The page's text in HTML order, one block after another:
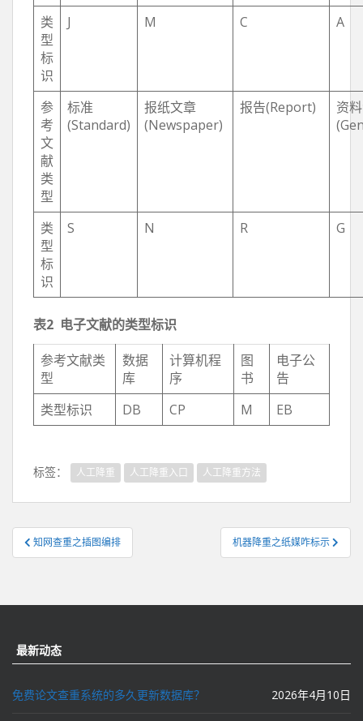
类
型
标
识
J M C A
参
考
文
献
类
型
标准
(Standard)
报纸文章
(Newspaper)
报告(Report)
资
类
型
标
识
S N R G
表2 电子文献的类型标识
参考文献类
型
数据
库
计算机程
序
图
书
电子公
告
类型标识
DB CP M EB
标签： 人工降重 人工降重入口 人工降重方法
文
章
航
知网查重之插图编排 机器降重之纸媒咋标示
最新动态
免费论文查重系统的多久更新数据库？ 2026年4月10日